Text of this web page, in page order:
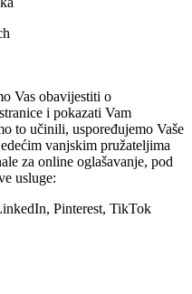
Vas obavijestiti o
i pokazati Vam
to učinili, uspoređujemo Vaše
vanjskim pružateljima
za online oglašavanje, pod
usluge:
Pinterest, TikTok